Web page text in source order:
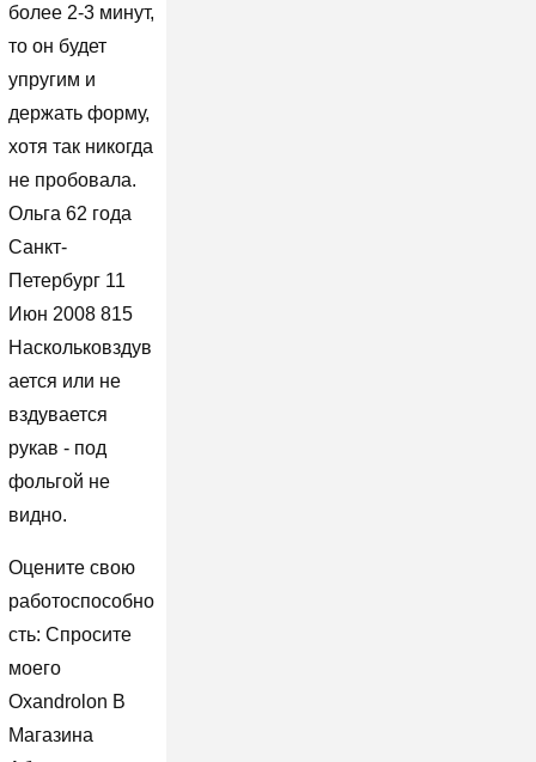
более 2-3 минут,
то он будет
упругим и
держать форму,
хотя так никогда
не пробовала.
Ольга 62 года
Санкт-
Петербург 11
Июн 2008 815
Наскольковздув
ается или не
вздувается
рукав - под
фольгой не
видно.
Оцените свою
работоспособно
сть: Спросите
моего
Oxandrolon В
Магазина